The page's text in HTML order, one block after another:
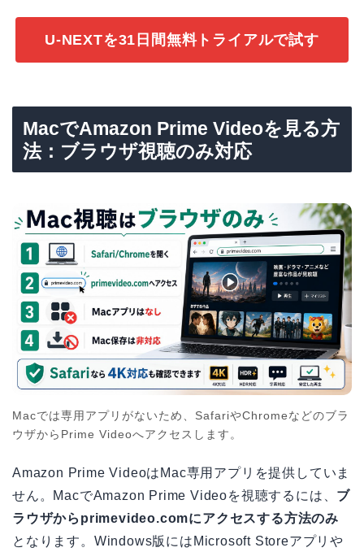
U-NEXTを31日間無料トライアルで試す
MacでAmazon Prime Videoを見る方
法：ブラウザ視聴のみ対応
Macでは専用アプリがないため、SafariやChromeなどのブラ
ウザからPrime Videoへアクセスします。
Amazon Prime VideoはMac専用アプリを提供していま
せん。MacでAmazon Prime Videoを視聴するには、 ブ
ラウザからprimevideo.comにアクセスする方法のみ
となります。Windows版にはMicrosoft Storeアプリや